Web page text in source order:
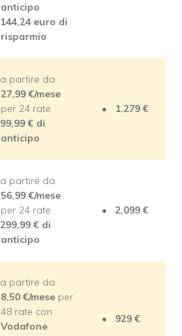
anticipo
144,24 euro di
risparmio
a partire da
27,99 €/mese
per 24 rate
99,99 € di
anticipo
1.279 €
a partire da
56,99 €/mese
per 24 rate
299,99 € di
anticipo
2,099 €
a partire da
8,50 €/mese per
48 rate con
Vodafone
929 €